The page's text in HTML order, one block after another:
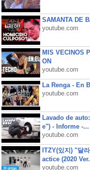
SAMANTA DE
youtube.com
MIS VECINOS
ON
youtube.com
La Renga - En
youtube.com
Lavado de
e") - Informe -...
youtube.com
ITZY(있지) "달
actice (2020
youtube.com